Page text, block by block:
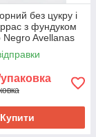
без цукру і
з фундуком
Negro Avellanas
Купити